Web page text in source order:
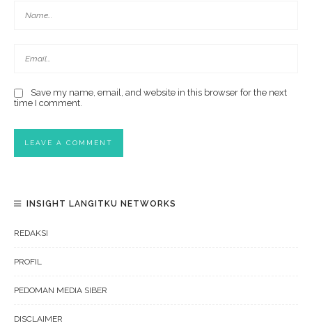
Save my name, email, and website in this browser for the next
time I comment.
INSIGHT LANGITKU NETWORKS
REDAKSI
PROFIL
PEDOMAN MEDIA SIBER
DISCLAIMER